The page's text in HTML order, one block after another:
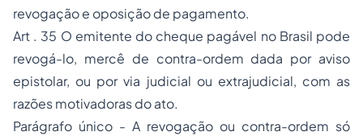
revogação e oposição de pagamento.
Art . 35 O emitente do cheque pagável no Brasil pode
revogá-lo, mercê de contra-ordem dada por aviso
epistolar, ou por via judicial ou extrajudicial, com as
razões motivadoras do ato.
Parágrafo único - A revogação ou contra-ordem só